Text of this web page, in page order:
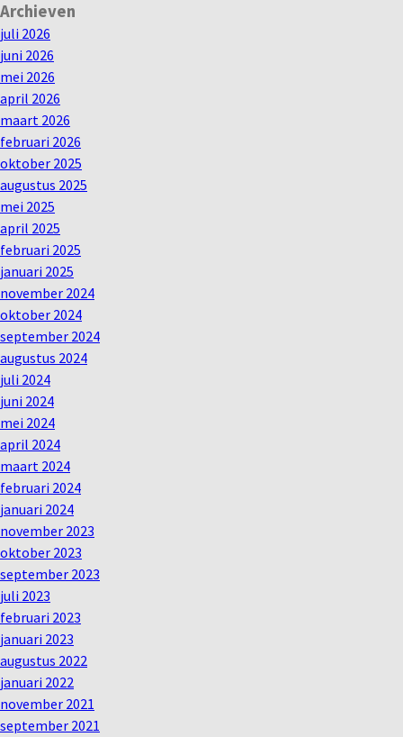
Archieven
juli 2026
juni 2026
mei 2026
april 2026
maart 2026
februari 2026
oktober 2025
augustus 2025
mei 2025
april 2025
februari 2025
januari 2025
november 2024
oktober 2024
september 2024
augustus 2024
juli 2024
juni 2024
mei 2024
april 2024
maart 2024
februari 2024
januari 2024
november 2023
oktober 2023
september 2023
juli 2023
februari 2023
januari 2023
augustus 2022
januari 2022
november 2021
september 2021